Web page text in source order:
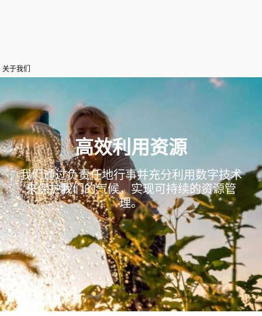
关于我们
高效利用资源
我们通过负责任地行事并充分利用数字技术
来保护我们的气候，实现可持续的资源管
理。